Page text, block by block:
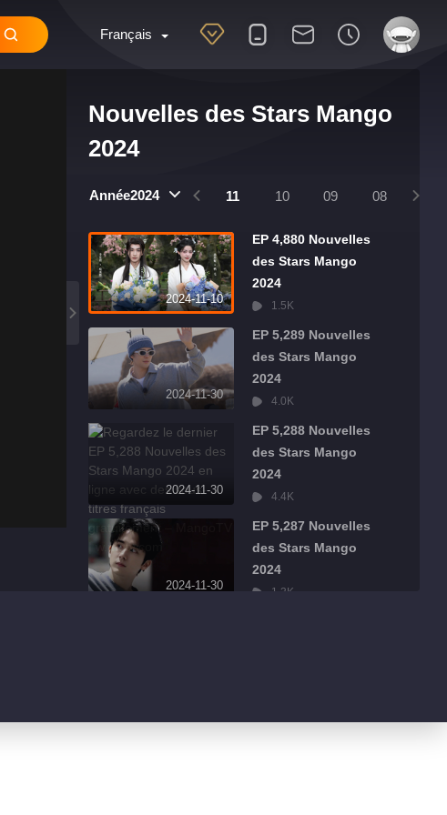
Français
Nouvelles des Stars Mango
2024
Année2024
01 12 11 10 09 08
2024-11-10
EP 4,880 Nouvelles
des Stars Mango
2024
1.5K
2024-11-30
EP 5,289 Nouvelles
des Stars Mango
2024
4.0K
2024-11-30
EP 5,288 Nouvelles
des Stars Mango
2024
4.4K
2024-11-30
EP 5,287 Nouvelles
des Stars Mango
2024
1.3K